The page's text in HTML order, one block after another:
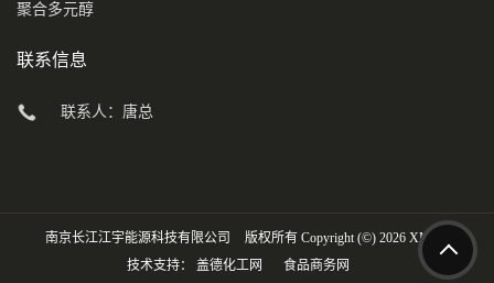
聚合多元醇
联系信息
联系人：唐总
南京长江江宇能源科技有限公司 版权所有 Copyright (©) 2026 XML
技术支持： 盖德化工网 食品商务网